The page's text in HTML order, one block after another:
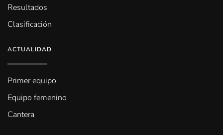
Resultados
Clasificación
ACTUALIDAD
Primer equipo
Equipo femenino
Cantera